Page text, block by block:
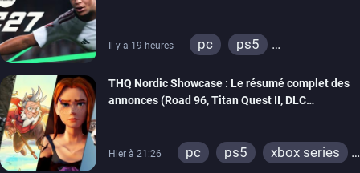
Il y a 19 heures pc
ps5
THQ Nordic Showcase : Le résumé complet des
annonces (Road 96, Titan Quest II, DLC
Hier à 21:26 pc ps5
xbox series